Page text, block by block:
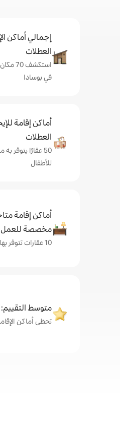
إجمالي أماكن
العطلات
في بوسادا
أماكن إقامة
العطلات
50 عقارًا يتوفر
للأطفال
أماكن إقامة
مخصصة للعمل
10 عقارات تتوفر بها مساحة مخصصة للعمل
متوسط التقييم: 4.7
تحظى أماكن